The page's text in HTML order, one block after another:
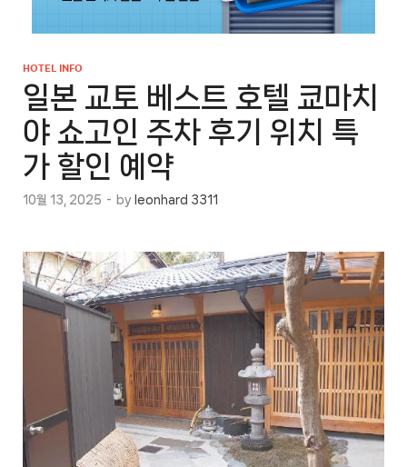
HOTEL INFO
일본 교토 베스트 호텔 쿄마치
야 쇼고인 주차 후기 위치 특
가 할인 예약
10월 13, 2025 - by leonhard 3311